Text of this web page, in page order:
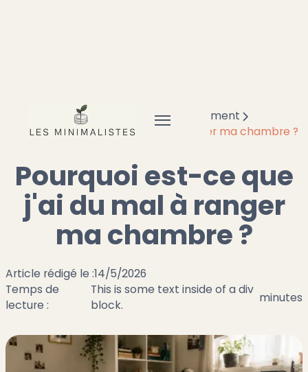
Minimalisme
Désencombrement
Pourquoi est-ce que j'ai du mal à ranger ma chambre ?
Pourquoi est-ce que
j'ai du mal à ranger
ma chambre ?
Article rédigé le :14/5/2026
Temps de
lecture :
This is some text inside of a div
block.
minutes